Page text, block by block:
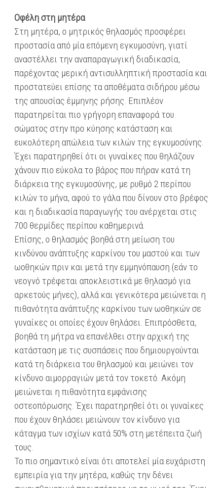
Οφέλη στη μητέρα
Στη μητέρα, ο μητρικός θηλασμός προσφέρει
προστασία από μία επόμενη εγκυμοσύνη, γιατί
αναστέλλει την αναπαραγωγική διαδικασία,
παρέχοντας μερική αντισυλληπτική προστασία και
προστατεύει επίσης τα αποθέματα σιδήρου μέσω
της απουσίας έμμηνης ρήσης. Επιπλέον
παρατηρείται πιο γρήγορη επαναφορά του
σώματος στην προ κύησης κατάσταση και
ευκολότερη απώλεια των κιλών της εγκυμοσύνης.
Έχει παρατηρηθεί ότι οι γυναίκες που θηλάζουν
χάνουν πιο εύκολα το βάρος που πήραν κατά τη
διάρκεια της εγκυμοσύνης, με ρυθμό 2 περίπου
κιλών το μήνα, αφού το γάλα που δίνουν στο βρέφος
και η διαδικασία παραγωγής του ανέρχεται στις
700 θερμίδες περίπου καθημερινά.
Επίσης, ο θηλασμός βοηθά στη μείωση του
κινδύνου ανάπτυξης καρκίνου του μαστού και των
ωοθηκών πριν και μετά την εμμηνόπαυση (εάν το
νεογνό τρέφεται αποκλειστικά με θηλασμό για
αρκετούς μήνες), αλλά και γενικότερα μειώνεται η
πιθανότητα ανάπτυξης καρκίνου των ωοθηκών σε
γυναίκες οι οποίες έχουν θηλάσει. Επιπρόσθετα,
βοηθά τη μήτρα να επανέλθει στην αρχική της
κατάσταση με τις συσπάσεις που δημιουργούνται
κατά τη διάρκεια του θηλασμού και μειώνει τον
κίνδυνο αιμορραγιών μετά τον τοκετό. Ακόμη
μειώνεται η πιθανότητα εμφάνισης
οστεοπόρωσης. Έχει παρατηρηθεί ότι οι γυναίκες
που έχουν θηλάσει μειώνουν τον κίνδυνο για
κάταγμα των ισχίων κατά 50% στη μετέπειτα ζωή
τους.
Το πιο σημαντικό είναι ότι αποτελεί μία ευχάριστη
εμπειρία για την μητέρα, καθώς την δένει